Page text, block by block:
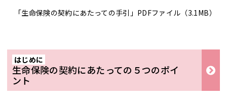
「生命保険の契約にあたっての手引」PDFファイル（3.1MB）
はじめに
生命保険の契約にあたっての５つのポイ
ント